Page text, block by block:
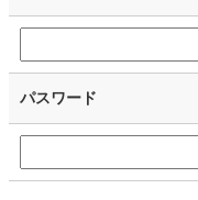
パスワード